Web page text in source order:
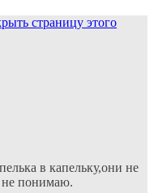
в капельку,они не
не понимаю.